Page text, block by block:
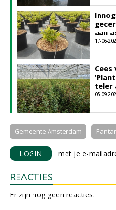
aan
17-06-
Cees
teler
05-09-
Gemeente Amsterdam Pantar
LOGIN met je e-
REACTIES
Er zijn nog geen reacties.